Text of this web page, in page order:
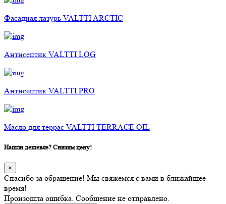
Фасадная лазурь VALTTI ARCTIC
Антисептик VALTTI LOG
Антисептик VALTTI PRO
Масло для террас VALTTI TERRACE OIL
Нашли дешевле? Снизим цену!
×
Спасибо за обращение! Мы свяжемся с вами в ближайшее
время!
Произошла ошибка. Сообщение не отправлено.